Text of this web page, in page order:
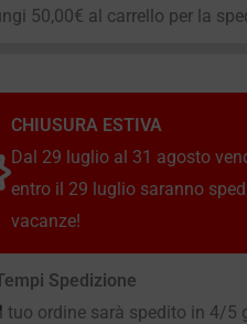
50,00€ al carrello per la
CHIUSURA ESTIVA
Dal 29 luglio al 31 agosto
entro il 29 luglio saranno
vacanze!
Spedizione
tuo ordine sarà spedito in 4/5